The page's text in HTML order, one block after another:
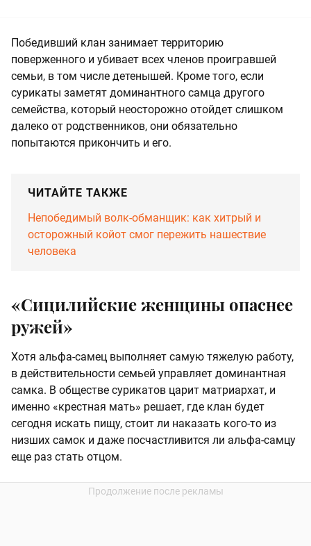
Победивший клан занимает территорию
поверженного и убивает всех членов проигравшей
семьи, в том числе детенышей. Кроме того, если
сурикаты заметят доминантного самца другого
семейства, который неосторожно отойдет слишком
далеко от родственников, они обязательно
попытаются прикончить и его.
ЧИТАЙТЕ ТАКЖЕ
Непобедимый волк-обманщик: как хитрый и
осторожный койот смог пережить нашествие
человека
«Сицилийские женщины опаснее
ружей»
Хотя альфа-самец выполняет самую тяжелую работу,
в действительности семьей управляет доминантная
самка. В обществе сурикатов царит матриархат, и
именно «крестная мать» решает, где клан будет
сегодня искать пищу, стоит ли наказать кого-то из
низших самок и даже посчастливится ли альфа-самцу
еще раз стать отцом.